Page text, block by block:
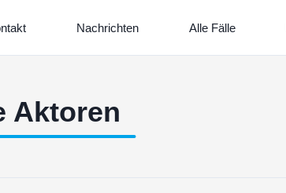
Nachrichten Alle Fälle
Aktoren